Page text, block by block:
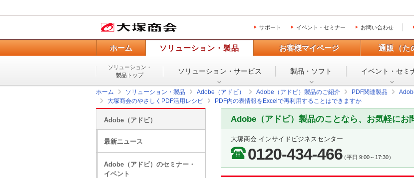
サポート イベント・セミナー お問い合わせ
ホーム ソリューション・製品 お客様マイページ 通販（た
ソリューション・
製品トップ
ソリューション・ サービス 製品・ソフト イベント・ セミ
ホーム ソリューション・製品 Adobe（アドビ） Adobe（アドビ）製品のご紹介 PDF関連製品
大塚商会のやさしくPDF活用レシピ
PDF内の表情報をExcelで再利用することはできますか
Adobe（アドビ）製品のことなら、お気軽にお
大塚商会 インサイドビジネスセンター
0120-434-466（平日 9:00～17:30）
Adobe（アドビ）
最新ニュース
Adobe（アドビ）のセミナー・
イベント